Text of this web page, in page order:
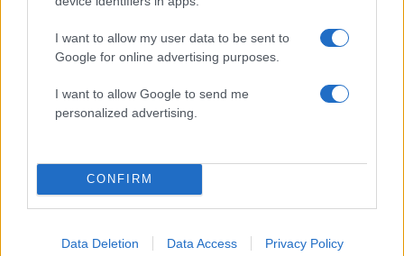
I want to allow my user data to be sent to
Google for online advertising purposes.
I want to allow Google to send me
personalized advertising.
CONFIRM
Data Deletion Data Access Privacy Policy
21.02.25
Πόσοι ΕΠΟΠ θα καταταγούν στις Ένοπλες